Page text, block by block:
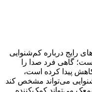
رایج درباره کم‌شنوایی
گاهی فرد صدا را
پیدا کرده است،
می‌تواند مشخص کند
می‌تواند کمک‌کننده